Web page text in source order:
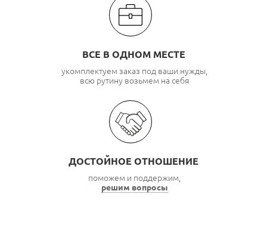
ВСЕ В ОДНОМ МЕСТЕ
укомплектуем заказ под ваши нужды,
всю рутину возьмем на себя
ДОСТОЙНОЕ ОТНОШЕНИЕ
поможем и поддержим,
решим вопросы